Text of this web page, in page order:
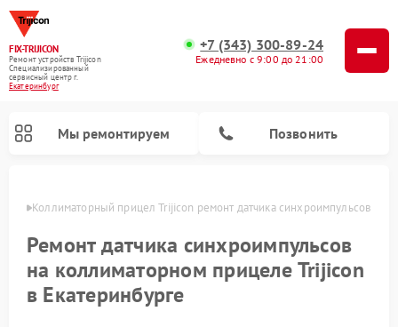
FIX-TRIJICON
Ремонт устройств Trijicon
Специализированный
cервисный центр г.
Екатеринбург
+7 (343) 300-89-24
Ежедневно с 9:00 до 21:00
Мы ремонтируем Позвонить
Коллиматорный прицел Trijicon ремонт датчика синхроимпульсов
Ремонт датчика синхроимпульсов
на коллиматорном прицеле Trijicon
в Екатеринбурге